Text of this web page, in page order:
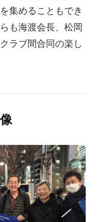
集めることもでき
も海渡会長、松岡
ラブ間合同の楽し